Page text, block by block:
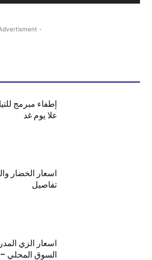
- Advertisment -
إطفاء مبرمج
علا يوم غد
اسعار الخضار
تفاصيل
اسعار الزي
السوق المحلي